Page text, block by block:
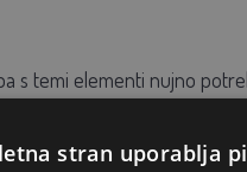
s temi elementi nujno
stran uporablja